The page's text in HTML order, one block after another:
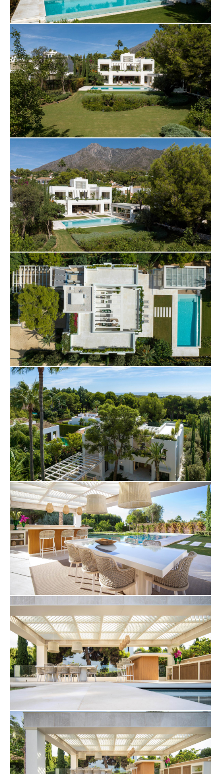
Современная кухня с большим количеством
мест для хранения и прилавков невероятно
функциональна и является кухней мечты для тех,
кому нравится искусство приготовления пищи.
Смежная интимная обеденная зона служит
идеальным местом для повседневной трапезы.
Здесь есть несколько элегантно оформленных
спален с ванными комнатами, но главная
спальня украшает шоу. Изысканный декор,
максимизирующий стиль и комфорт, только
самая изысканная мебель были выбраны для
того, чтобы спальня ощущалась как личное
святилище. Главная ванная комната отличается
изысканностью и утонченностью: деревянные
акценты на ванне и двойном тщеславии, а также
лестное светодиодное освещение и большое
количество естественного света. В доме также
имеется множество удобств, таких как
изысканная развлекательная комната, бар,
изготовленный на заказ, винный погреб,
тренажерный зал и сауна.